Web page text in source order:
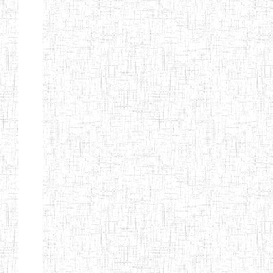
Etablissements
d'enseignement
secondaire
technique
et
professionnel
ESTP
Etablissements